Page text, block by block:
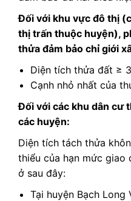
Đối với khu vực đô thị
thị trấn thuộc huyện),
thửa đảm bảo chỉ giới
Diện tích thửa đất ≥
Cạnh nhỏ nhất của
Đối với các khu dân cư
các huyện:
Diện tích tách thửa
thiểu của hạn mức giao
ở sau đây:
Tại huyện Bạch Long